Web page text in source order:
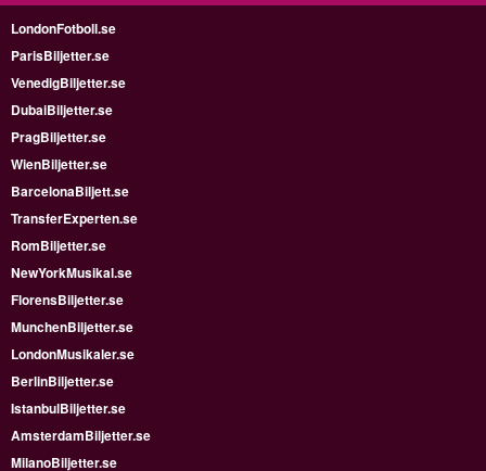
LondonFotboll.se
ParisBiljetter.se
VenedigBiljetter.se
DubaiBiljetter.se
PragBiljetter.se
WienBiljetter.se
BarcelonaBiljett.se
TransferExperten.se
RomBiljetter.se
NewYorkMusikal.se
FlorensBiljetter.se
MunchenBiljetter.se
LondonMusikaler.se
BerlinBiljetter.se
IstanbulBiljetter.se
AmsterdamBiljetter.se
MilanoBiljetter.se